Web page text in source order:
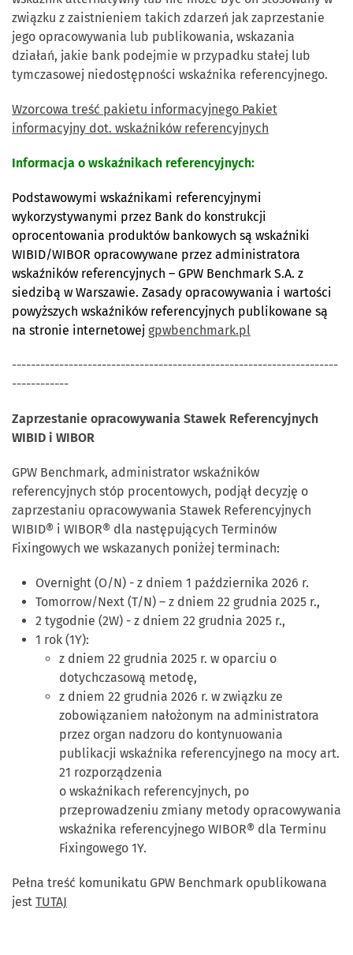
związku z zaistnieniem takich zdarzeń jak zaprzestanie
jego opracowywania lub publikowania, wskazania
działań, jakie bank podejmie w przypadku stałej lub
tymczasowej niedostępności wskaźnika referencyjnego.
Wzorcowa treść pakietu informacyjnego Pakiet
informacyjny dot. wskaźników referencyjnych
Informacja o wskaźnikach referencyjnych:
Podstawowymi wskaźnikami referencyjnymi
wykorzystywanymi przez Bank do konstrukcji
oprocentowania produktów bankowych są wskaźniki
WIBID/WIBOR opracowywane przez administratora
wskaźników referencyjnych – GPW Benchmark S.A. z
siedzibą w Warszawie. Zasady opracowywania i wartości
powyższych wskaźników referencyjnych publikowane są
na stronie internetowej gpwbenchmark.pl
---------------------------------------------------------------------
------------
Zaprzestanie opracowywania Stawek Referencyjnych
WIBID i WIBOR
GPW Benchmark, administrator wskaźników
referencyjnych stóp procentowych, podjął decyzję o
zaprzestaniu opracowywania Stawek Referencyjnych
WIBID® i WIBOR® dla następujących Terminów
Fixingowych we wskazanych poniżej terminach:
Overnight (O/N) - z dniem 1 października 2026 r.
Tomorrow/Next (T/N) – z dniem 22 grudnia 2025 r.,
2 tygodnie (2W) - z dniem 22 grudnia 2025 r.,
1 rok (1Y):
z dniem 22 grudnia 2025 r. w oparciu o
dotychczasową metodę,
z dniem 22 grudnia 2026 r. w związku ze
zobowiązaniem nałożonym na administratora
przez organ nadzoru do kontynuowania
publikacji wskaźnika referencyjnego na mocy art.
21 rozporządzenia
o wskaźnikach referencyjnych, po
przeprowadzeniu zmiany metody opracowywania
wskaźnika referencyjnego WIBOR® dla Terminu
Fixingowego 1Y.
Pełna treść komunikatu GPW Benchmark opublikowana
jest TUTAJ